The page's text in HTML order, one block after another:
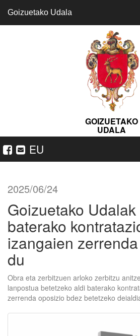
Goizuetako Udala
GOIZUETAKO
UDALA
EU
2025/06/24
Goizuetako
baterako
izangaien
du
Obra eta zerbitzuen arloko zerbitzu
lanpostua betetzeko aldi baterako
zerrenda oposizio bdez betetzeko